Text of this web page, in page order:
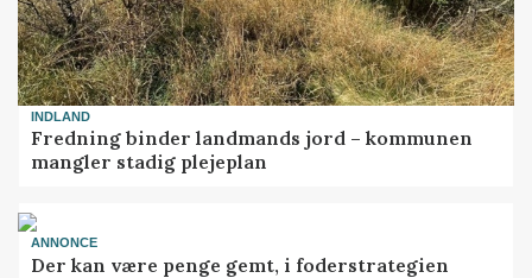
INDLAND
Fredning binder landmands jord – kommunen
mangler stadig plejeplan
ANNONCE
Der kan være penge gemt, i foderstrategien